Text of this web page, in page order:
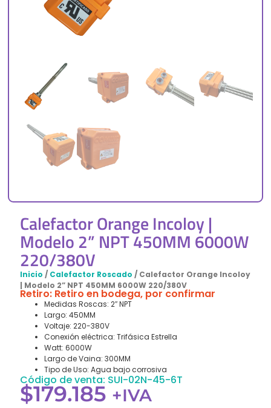
Calefactor Orange Incoloy |
Modelo 2” NPT 450MM 6000W
220/380V
Inicio / Calefactor Roscado / Calefactor Orange Incoloy
| Modelo 2” NPT 450MM 6000W 220/380V
Retiro: Retiro en bodega, por confirmar
Medidas Roscas: 2″ NPT
Largo: 450MM
Voltaje: 220-380V
Conexión eléctrica: Trifásica Estrella
Watt: 6000W
Largo de Vaina: 300MM
Tipo de Uso: Agua bajo corrosiva
Código de venta: SUI-02N-45-6T
$179.185 +IVA